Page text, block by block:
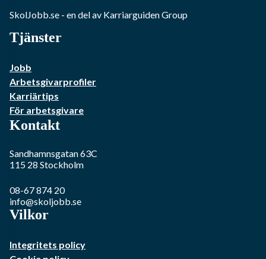
SkolJobb.se - en del av Karriarguiden Group
Tjänster
Jobb
Arbetsgivarprofiler
Karriärtips
För arbetsgivare
Kontakt
Sandhamnsgatan 63C
115 28 Stockholm
08-67 874 20
info@skoljobb.se
Vilkor
Integritets policy